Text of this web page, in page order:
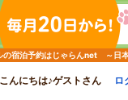
の宿泊予約はじゃらんnet ～日
こんにちは♪ゲストさん ロ